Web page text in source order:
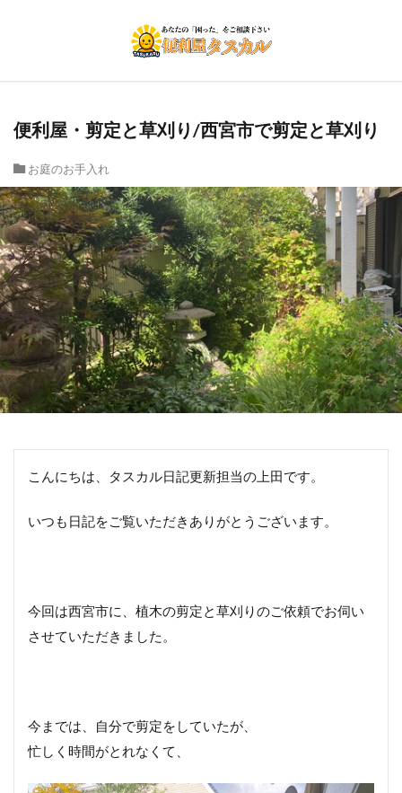
便利屋・剪定と草刈り/西宮市で剪定と草刈り
お庭のお手入れ
こんにちは、タスカル日記更新担当の上田です。
いつも日記をご覧いただきありがとうございます。
今回は西宮市に、植木の剪定と草刈りのご依頼でお伺い
させていただきました。
今までは、自分で剪定をしていたが、
忙しく時間がとれなくて、